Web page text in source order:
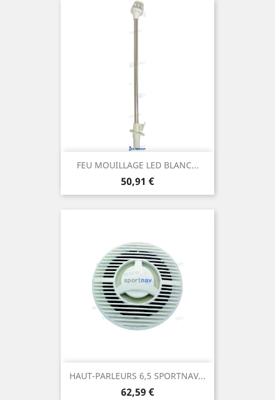
FEU MOUILLAGE LED BLANC...
Prix
50,91 €
HAUT-PARLEURS 6,5 SPORTNAV...
Prix
62,59 €